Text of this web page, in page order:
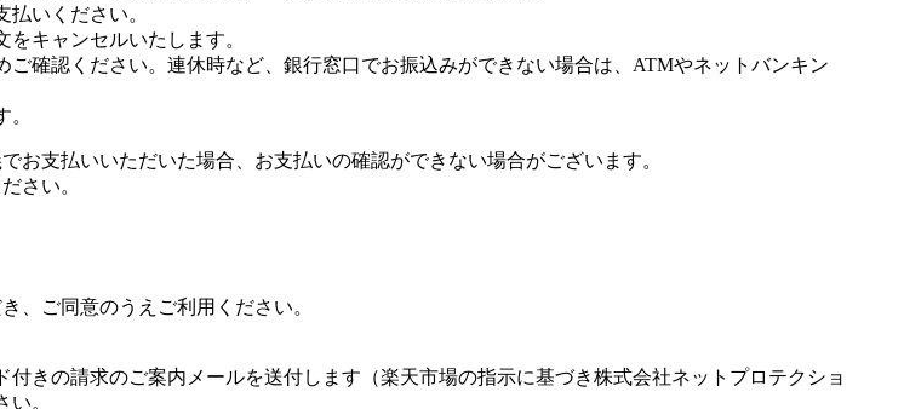
いください。
キャンセルいたします。
確認ください。連休時など、銀行窓口でお振込みができない場合は、ATMやネットバンキン
支払いいただいた場合、お支払いの確認ができない場合がございます。
ださい。
、ご同意のうえご利用ください。
きの請求のご案内メールを送付します（楽天市場の指示に基づき株式会社ネットプロテクショ
。